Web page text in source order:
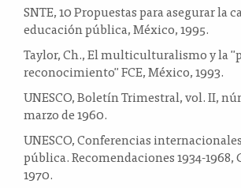
SNTE, 10 Propuestas para asegurar la
educación pública, México, 1995.
Taylor, Ch., El multiculturalismo y la
reconocimiento" FCE, México, 1993.
UNESCO, Boletín Trimestral, vol. II,
marzo de 1960.
UNESCO, Conferencias
pública. Recomendaciones 1934-1968,
1970.